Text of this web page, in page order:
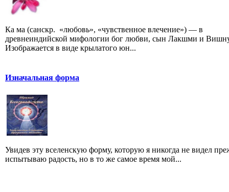
Ка ма (санскр. «любовь», «чувственное влечение») — в
древнеиндийской мифологии бог любви, сын Лакшми и
Изображается в виде крылатого юн...
Изначальная форма
Увидев эту вселенскую форму, которую я никогда не видел
испытываю радость, но в то же самое время мой...